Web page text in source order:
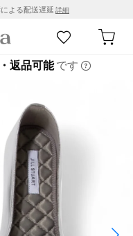
よる配送遅延 詳細
返品可能です